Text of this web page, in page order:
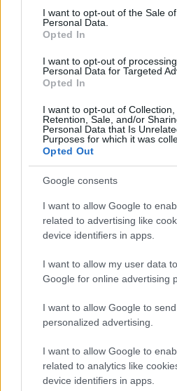
consent section.
I want to opt-out of the Sale
Personal Data.
Opted In
I want to opt-out of
Personal Data for Targeted
Opted In
I want to opt-out of Collection,
Retention, Sale, and/or
Personal Data that Is
Purposes for which it was
Opted Out
Google consents
I want to allow Google to
related to advertising like
device identifiers in apps.
I want to allow my user data
Google for online advertising
I want to allow Google to
personalized advertising.
I want to allow Google to
related to analytics like
device identifiers in apps.
Bár a karácsonyi készülődés
korai (ez alól persze
rögtön csokimikulásokra és
mai születésnapos filmünkkel
nyithatnánk a szezont. Dr.
rímekbe szedett…
15 éve gyantázták
mellkasát